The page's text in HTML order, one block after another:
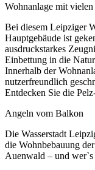
Wohnanlage mit
Bei diesem Leipziger
Hauptgebäude ist
ausdruckstarkes
Einbettung in die
Innerhalb der
nutzerfreundlich
Entdecken Sie die
Angeln vom Balkon
Die Wasserstadt
die Wohnbebauung
Auenwald – und